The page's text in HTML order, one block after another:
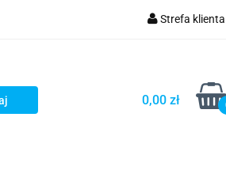
Strefa klienta
Zarejestruj
Dodaj
0,00 zł